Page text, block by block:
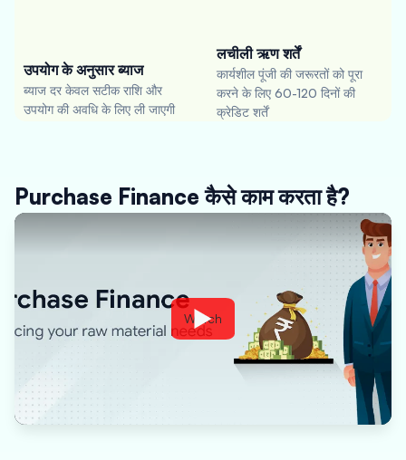
उपयोग के अनुसार ब्याज
ब्याज दर केवल सटीक राशि और
उपयोग की अवधि के लिए ली जाएगी
लचीली ऋण शर्तें
कार्यशील पूंजी की जरूरतों को पूरा
करने के लिए 60-120 दिनों की
क्रेडिट शर्तें
Purchase Finance कैसे काम करता है?
Watch